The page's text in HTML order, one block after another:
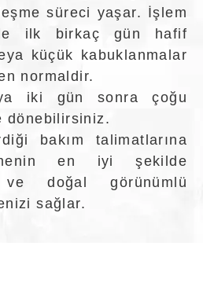
süreci yaşar. İşlem
ilk birkaç gün hafif
küçük kabuklanmalar
normaldir.
iki gün sonra çoğu
dönebilirsiniz.
bakım talimatlarına
en iyi şekilde
ve doğal görünümlü
sağlar.